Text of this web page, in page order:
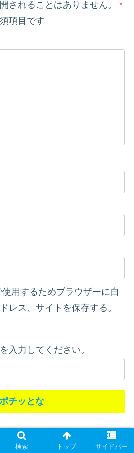
されることはありません。
*
項目です
用するためブラウザーに自
レス、サイトを保存する。
入力してください。
検索 トップ サイドバー